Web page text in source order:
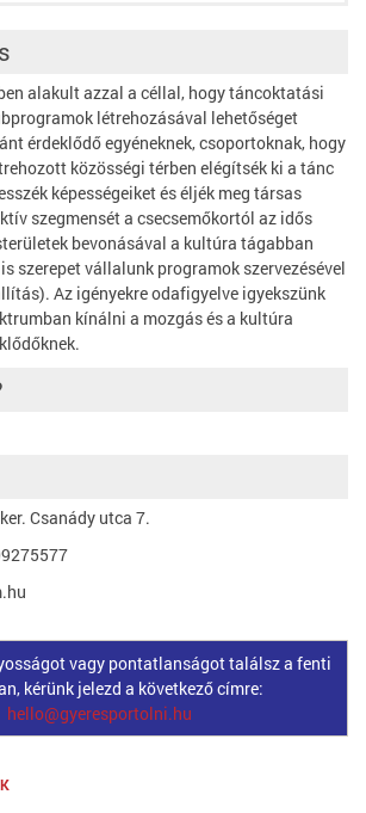
alakult azzal a céllal, hogy táncoktatási
létrehozásával lehetőséget
érdeklődő egyéneknek, csoportoknak, hogy
közösségi térben elégítsék ki a tánc
képességeiket és éljék meg társas
szegmensét a csecsemőkortól az idős
bevonásával a kultúra tágabban
szerepet vállalunk programok szervezésével
Az igényekre odafigyelve igyekszünk
kínálni a mozgás és a kultúra
Csanády utca 7.
vagy pontatlanságot találsz a fenti
kérünk jelezd a következő címre:
hello@gyeresportolni.hu